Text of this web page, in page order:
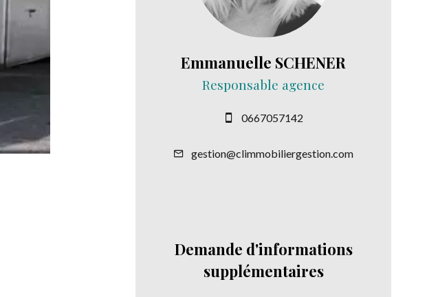
Emmanuelle SCHENER
Responsable agence
0667057142
gestion@climmobiliergestion.com
Demande d'informations
supplémentaires